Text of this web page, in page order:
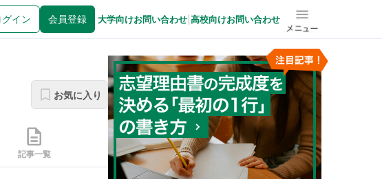
グイン 会員登録 大学向けお問い合わせ 高校向けお問い合わせ メニュー
お気に入り
記事一覧